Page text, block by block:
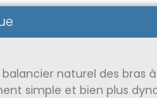
naturel des bras à
simple et bien plus